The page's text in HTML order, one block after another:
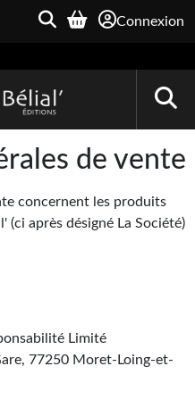
Connexion
de vente
concernent les produits
(ci après désigné La Société)
Limité
77250 Moret-Loing-et-